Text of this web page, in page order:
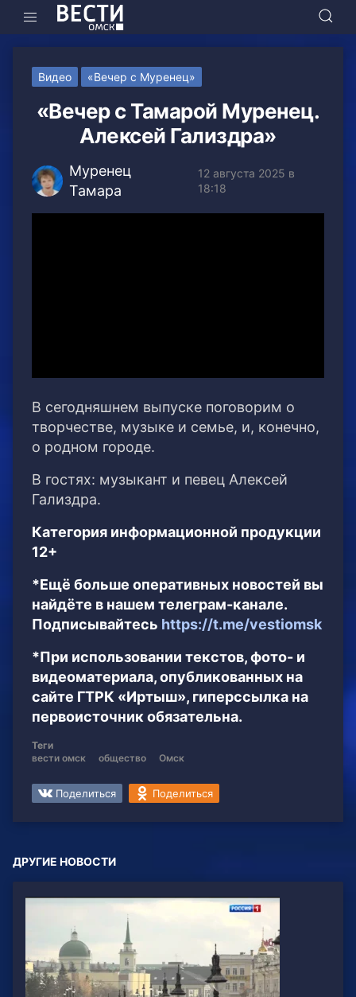
Видео «Вечер с Муренец»
«Вечер с Тамарой Муренец.
Алексей Гализдра»
Муренец
Тамара
12 августа 2025 в
18:18
В сегодняшнем выпуске поговорим о
творчестве, музыке и семье, и, конечно,
о родном городе.
В гостях: музыкант и певец Алексей
Гализдра.
Категория информационной продукции
12+
*Ещё больше оперативных новостей вы
найдёте в нашем телеграм-канале.
Подписывайтесь https://t.me/vestiomsk
*При использовании текстов, фото- и
видеоматериала, опубликованных на
сайте ГТРК «Иртыш», гиперссылка на
первоисточник обязательна.
Теги
вести омск
общество Омск
Поделиться Поделиться
ДРУГИЕ НОВОСТИ